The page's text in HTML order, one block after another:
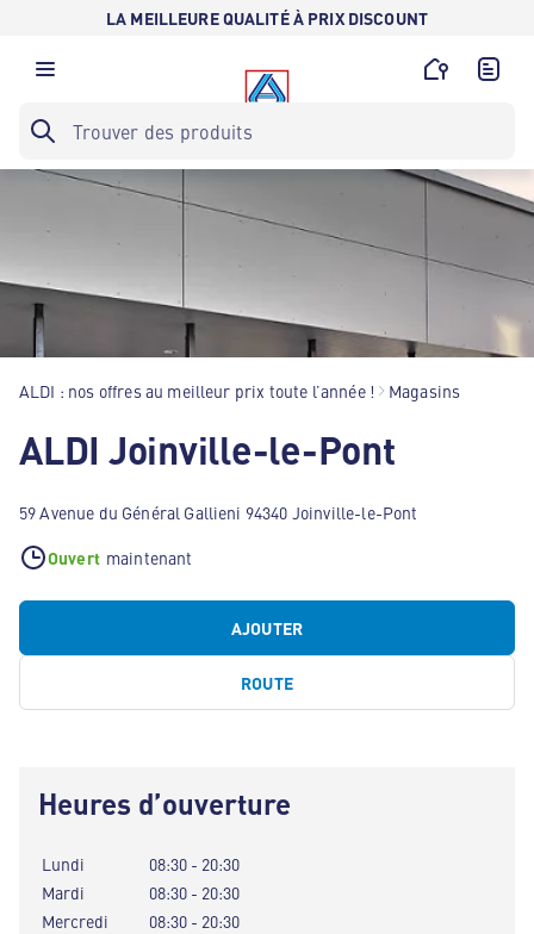
LA MEILLEURE QUALITÉ À PRIX DISCOUNT
ALDI : nos offres au meilleur prix toute l’année ! Magasins
ALDI Joinville-le-Pont
59 Avenue du Général Gallieni 94340 Joinville-le-Pont
Ouvert maintenant
AJOUTER
ROUTE
Heures d’ouverture
Lundi
08:30 - 20:30
Mardi
08:30 - 20:30
Mercredi
08:30 - 20:30